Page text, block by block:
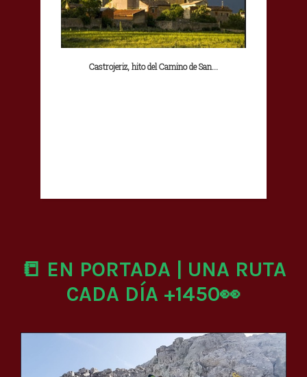
Castrojeriz, hito del Camino de San...
📒 EN PORTADA | UNA RUTA
CADA DÍA +1450👀